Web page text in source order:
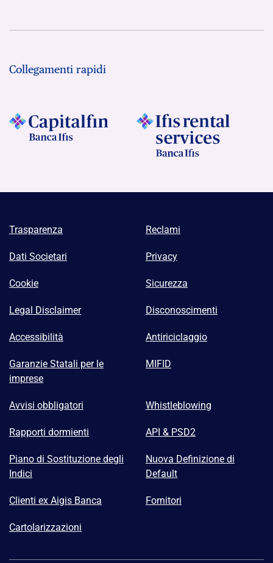
Collegamenti rapidi
Trasparenza Reclami
Dati Societari Privacy
Cookie Sicurezza
Legal Disclaimer Disconoscimenti
Accessibilità Antiriciclaggio
Garanzie Statali per le
imprese
MIFID
Avvisi obbligatori Whistleblowing
Rapporti dormienti API & PSD2
Piano di Sostituzione degli
Indici
Nuova Definizione di
Default
Clienti ex Aigis Banca Fornitori
Cartolarizzazioni